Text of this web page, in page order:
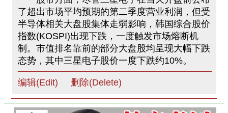
了超出市场平均预期的第二季度营业利润，但受
半导体相关大盘股集体走弱影响，韩国综合股价
指数(KOSPI)出现下跌，一度触发市场熔断机
制。市值排名靠前的部分大盘股均呈现大幅下跌
态势，其中三星电子股价一度下跌约10%。
编辑(Edit) 删除(Delete)